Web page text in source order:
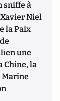
sniffe à
Niel
la Paix
une
Chine, la
Marine